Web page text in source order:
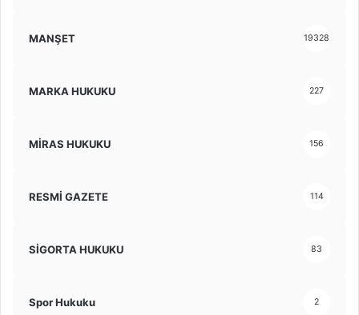
MANŞET 19328
MARKA HUKUKU 227
MİRAS HUKUKU 156
RESMİ GAZETE 114
SİGORTA HUKUKU 83
Spor Hukuku 2